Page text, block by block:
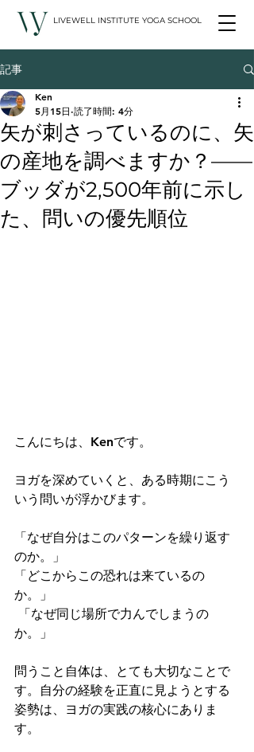
LIVEWELL INSTITUTE YOGA SCHOOL
記事
矢が刺さっているのに、矢
の産地を調べますか？——
ブッダが2,500年前に示し
た、問いの優先順位
Ken
5月15日 読了時間: 4分
こんにちは、Kenです。
ヨガを深めていくと、ある時期にこう
いう問いが浮かびます。
「なぜ自分はこのパターンを繰り返す
のか。」
「どこからこの恐れは来ているの
か。」
か。」
問うこと自体は、とても大切なことで
す。自分の経験を正直に見ようとする
姿勢は、ヨガの実践の核心にありま
す。